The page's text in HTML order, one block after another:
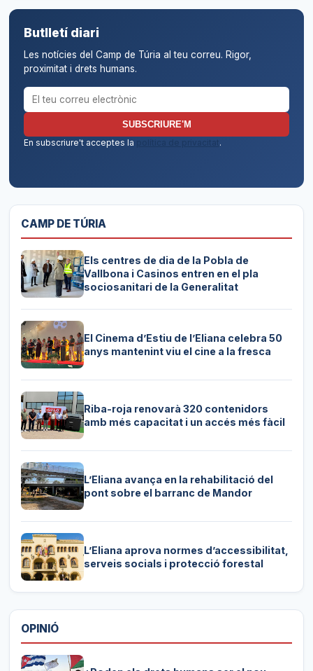
Butlletí diari
Les notícies del Camp de Túria al teu correu. Rigor,
proximitat i drets humans.
Correu electrònic per al butlletí
SUBSCRIURE'M
En subscriure't acceptes la
política de privacitat.
CAMP DE TÚRIA
Els centres de dia de la Pobla de
Vallbona i Casinos entren en el pla
sociosanitari de la Generalitat
El Cinema d’Estiu de l’Eliana celebra 50
anys mantenint viu el cine a la fresca
Riba-roja renovarà 320 contenidors
amb més capacitat i un accés més fàcil
L’Eliana avança en la rehabilitació del
pont sobre el barranc de Mandor
L’Eliana aprova normes d’accessibilitat,
serveis socials i protecció forestal
OPINIÓ